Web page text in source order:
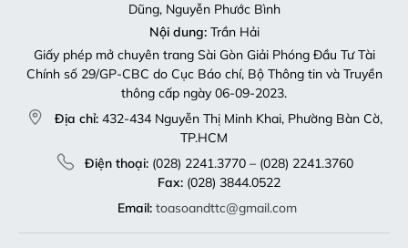
Dũng, Nguyễn Phước Bình
Nội dung:Trần Hải
Giấy phép mở chuyên trang Sài Gòn Giải Phóng Đầu Tư Tài
Chính số 29/GP-CBC do Cục Báo chí, Bộ Thông tin và Truyền
thông cấp ngày 06-09-2023.
Địa chỉ: 432-434 Nguyễn Thị Minh Khai, Phường Bàn Cờ,
TP.HCM
Điện thoại:(028) 2241.3770 – (028) 2241.3760
Fax:(028) 3844.0522
Email: toasoandttc@gmail.com